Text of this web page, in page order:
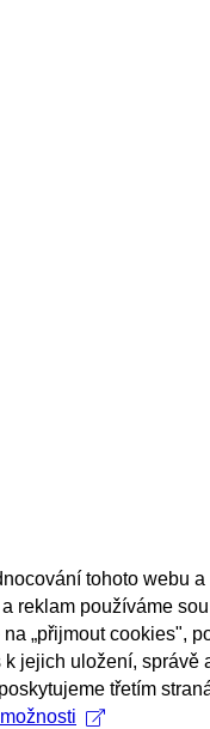
tohoto webu
reklam používáme
na „přijmout cookies",
k jejich uložení, správě
třetím